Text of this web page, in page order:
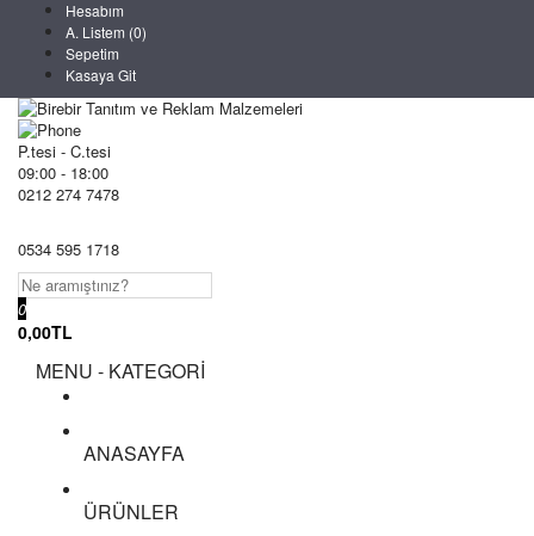
Hesabım
A. Listem (0)
Sepetim
Kasaya Git
P.tesi - C.tesi
09:00 - 18:00
0212 274 7478
0534 595 1718
0
0,00TL
MENU - KATEGORİ
ANASAYFA
ÜRÜNLER